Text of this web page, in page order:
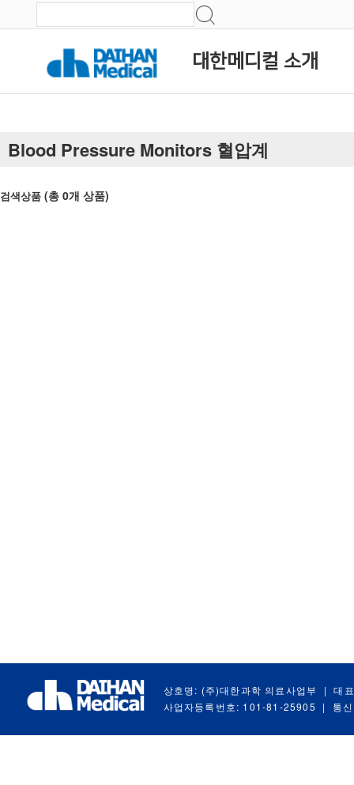
대한메디컬 소개
Blood Pressure Monitors 혈압계
검색상품 (총 0개 상품)
상호명: (주)대한과학 의료사업부 |
대
사업자등록번호: 101-81-25905
| 통